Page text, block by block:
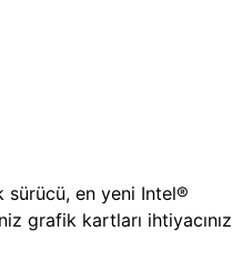
en yeni Intel®
grafik kartları ihtiyacınız